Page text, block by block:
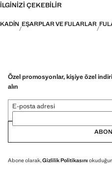
İLGINIZI ÇEKEBILIR
KADIN EŞARPLAR VE FULARLAR
Özel promosyonlar, kişiye özel
alın
E-posta adresi
Abone olarak,Gizlilik Politikasını